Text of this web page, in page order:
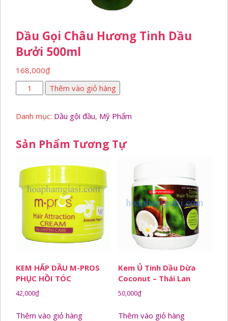
Dầu Gọi Châu Hương Tinh Dầu
Bưởi 500ml
168,000₫
Dầu
gọi
hương
dầu
500ml
số
lượng
Thêm vào giỏ hàng
Danh mục: Dầu gội đầu, Mỹ Phẩm
Sản Phẩm Tương Tự
KEM HẤP DẦU M-PROS
PHỤC HỒI TÓC
42,000₫
Thêm vào giỏ hàng
Kem Ủ Tinh Dầu Dừa
Coconut – Thái Lan
50,000₫
Thêm vào giỏ hàng